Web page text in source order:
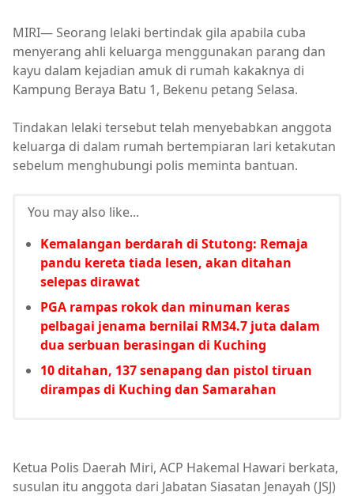
MIRI— Seorang lelaki bertindak gila apabila cuba
menyerang ahli keluarga menggunakan parang dan
kayu dalam kejadian amuk di rumah kakaknya di
Kampung Beraya Batu 1, Bekenu petang Selasa.
Tindakan lelaki tersebut telah menyebabkan anggota
keluarga di dalam rumah bertempiaran lari ketakutan
sebelum menghubungi polis meminta bantuan.
You may also like...
Kemalangan berdarah di Stutong: Remaja
pandu kereta tiada lesen, akan ditahan
selepas dirawat
PGA rampas rokok dan minuman keras
pelbagai jenama bernilai RM34.7 juta dalam
dua serbuan berasingan di Kuching
10 ditahan, 137 senapang dan pistol tiruan
dirampas di Kuching dan Samarahan
Ketua Polis Daerah Miri, ACP Hakemal Hawari berkata,
susulan itu anggota dari Jabatan Siasatan Jenayah (JSJ)